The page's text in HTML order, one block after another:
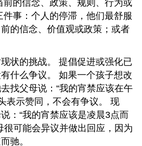
前的信念、政策、规则、行为或
事：个人的停滞，他们最舒服
的信念、价值观或政策；或者
状的挑战。 提倡促进或强化已
什么争议。 如果一个孩子想改
找父母说：“我的宵禁应该在午
表示赞同，不会有争议。 现
：“我的宵禁应该是凌晨3点而
很可能会异议并做出回应，因为
驰。